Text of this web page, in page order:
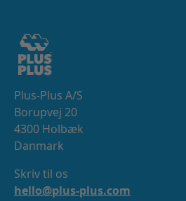
Plus-Plus A/S
Borupvej 20
4300 Holbæk
Danmark
Skriv til os
hello@plus-plus.com